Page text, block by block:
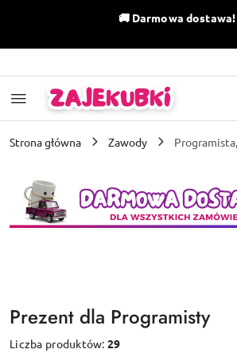
Przejdź do treści głównej
Przejdź do wyszukiwarki
Przejdź do moje konto
Przejdź do menu głównego
Przejdź do stopki
🚚 Darmowa dostawa!
Strona główna Zawody
Prezent dla Programisty
Liczba produktów:29